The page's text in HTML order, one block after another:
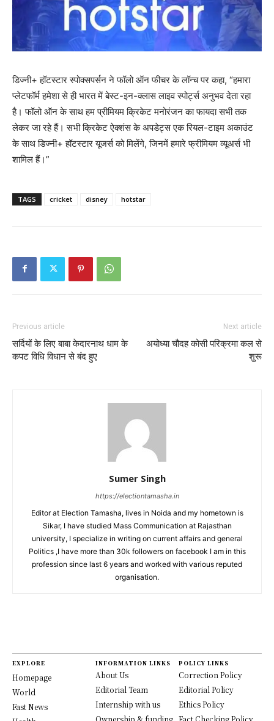
डिज्नी+ हॉटस्टार स्पोक्सपर्सन ने फॉलो ऑन फीचर के लॉन्च पर कहा, “हमारा
प्लेटफॉर्म हमेशा से ही भारत में बेस्ट-इन-क्लास लाइव स्पोर्ट्स अनुभव देता रहा
है। फॉलो ऑन के साथ हम प्रीमियम क्रिकेट मनोरंजन का फायदा सभी तक
लेकर जा रहे हैं। सभी क्रिकेट ऐक्शंस के अपडेट्स एक रियल-टाइम अकाउंट
के साथ डिज्नी+ हॉटस्टार यूजर्स को मिलेंगे, जिनमें हमारे फ्रीमियम व्यूअर्स भी
शामिल हैं।”
TAGS cricket disney hotstar
Previous article
सर्दियों के लिए बाबा केदारनाथ धाम के
कपट विधि विधान से बंद हुए
Next article
अयोध्या चौदह कोसी परिक्रमा कल से
शुरू
Sumer Singh
https://electiontamasha.in
Editor at Election Tamasha, lives in Noida and my hometown is
Sikar, I have studied Mass Communication at Rajasthan
university, I specialize in writing on current affairs and general
Politics ,I have more than 30k followers on facebook I am in this
profession since last 6 years and worked with various reputed
organisation.
EXPLORE
Homepage
World
Fast News
INFORMATION LINKS
About Us
Editorial Team
Internship with us
Ownership & funding
POLICY LINKS
Correction Policy
Editorial Policy
Ethics Policy
Fact Checking Policy